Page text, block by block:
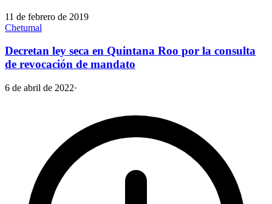
11 de febrero de 2019
Chetumal
Decretan ley seca en Quintana Roo por la consulta
de revocación de mandato
6 de abril de 2022·